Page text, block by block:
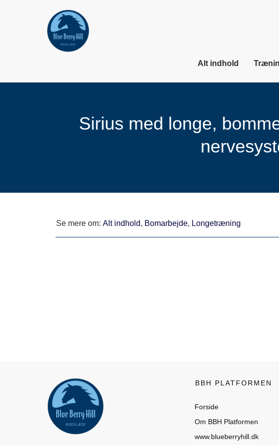
Alt indhold
Sirius med longe,
Se mere om: Alt indhold, Bomarbejde, Longetræning
BBH PLATFORMEN
Forside
Om BBH Platformen
www.blueberryhill.dk